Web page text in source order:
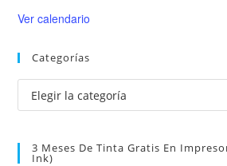
Ver calendario
Categorías
Categorías
3 Meses De Tinta Gratis En
Ink)